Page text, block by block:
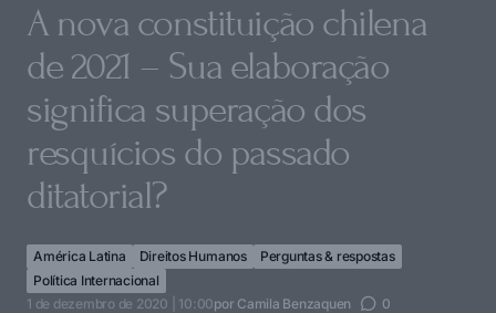
A nova constituição chilena
de 2021 – Sua elaboração
significa superação dos
resquícios do passado
ditatorial?
América Latina Direitos Humanos
Perguntas & respostas
Política Internacional
1 de dezembro de 2020 | 10:00por Camila Benzaquen 0